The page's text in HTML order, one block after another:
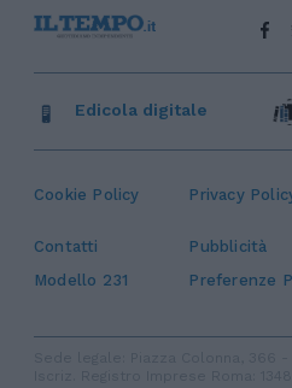
Cookie Policy Privacy
Contatti Pubblicità
Modello 231
Preferenze
Edicola digitale